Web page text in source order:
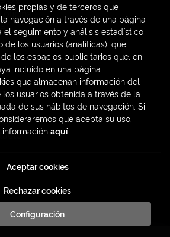
oficina
4
los Derechos Reservados |
propias y de terceros que
navegación a través de una página
el seguimiento y análisis estadístico
los usuarios (analíticas), que
los espacios publicitarios que, en
incluido en una página
que almacenan información del
usuarios obtenida a través de la
de sus hábitos de navegación. Si
que acepta su uso.
información aquí.
Configuración
Rechazar cookies
Aceptar cookies